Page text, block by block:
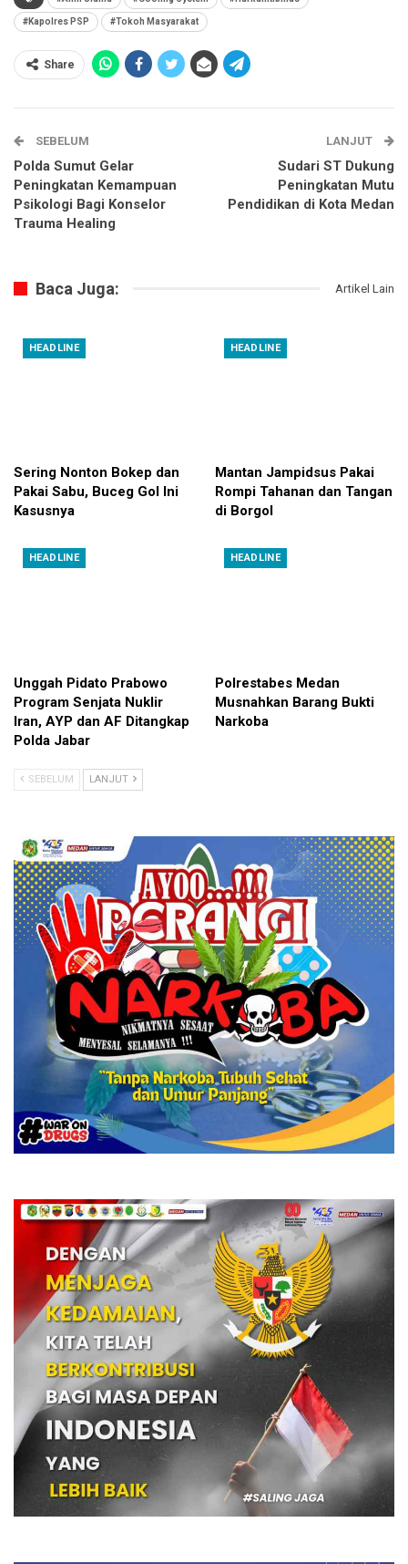
#Kapolres PSP #Tokoh Masyarakat
Share
SEBELUM
Polda Sumut Gelar
Peningkatan Kemampuan
Psikologi Bagi Konselor
Trauma Healing
LANJUT
Sudari ST Dukung
Peningkatan Mutu
Pendidikan di Kota Medan
Baca Juga: Artikel Lain
HEADLINE
Sering Nonton Bokep dan
Pakai Sabu, Buceg Gol Ini
Kasusnya
HEADLINE
Mantan Jampidsus Pakai
Rompi Tahanan dan Tangan
di Borgol
HEADLINE
Unggah Pidato Prabowo
Program Senjata Nuklir
Iran, AYP dan AF Ditangkap
Polda Jabar
HEADLINE
Polrestabes Medan
Musnahkan Barang Bukti
Narkoba
SEBELUM LANJUT